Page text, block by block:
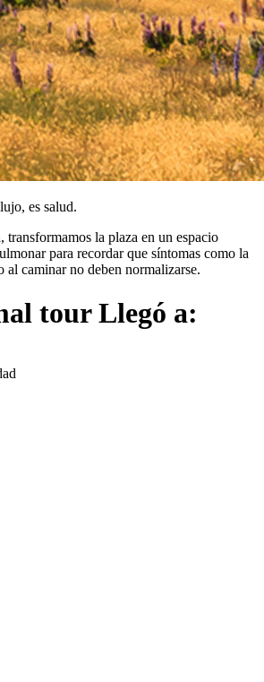
es salud.
transformamos la plaza en un espacio
para recordar que síntomas como la
al caminar no deben normalizarse.
tour Llegó a: